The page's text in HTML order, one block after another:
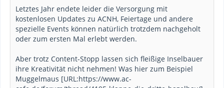
Letztes Jahr endete leider die Versorgung mit
kostenlosen Updates zu ACNH, Feiertage und andere
spezielle Events können natürlich trotzdem nachgeholt
oder zum ersten Mal erlebt werden.
Aber trotz Content-Stopp lassen sich fleißige Inselbauer
ihre Kreativität nicht nehmen! Was hier zum Beispiel
Muggelmaus [URL:https://www.ac-